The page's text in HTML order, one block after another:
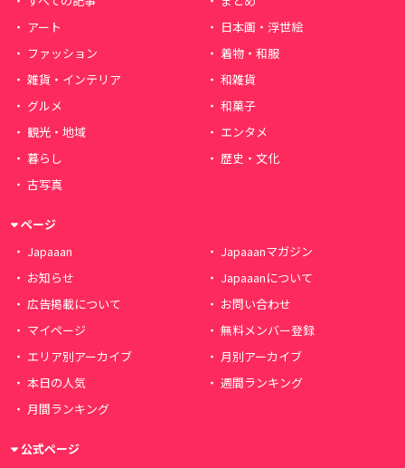
アート
日本画・浮世絵
ファッション
着物・和服
雑貨・インテリア
和雑貨
グルメ
和菓子
観光・地域
エンタメ
暮らし
歴史・文化
古写真
ページ
Japaaan
Japaaanマガジン
お知らせ
Japaaanについて
広告掲載について
お問い合わせ
マイページ
無料メンバー登録
エリア別アーカイブ
月別アーカイブ
本日の人気
週間ランキング
月間ランキング
公式ページ